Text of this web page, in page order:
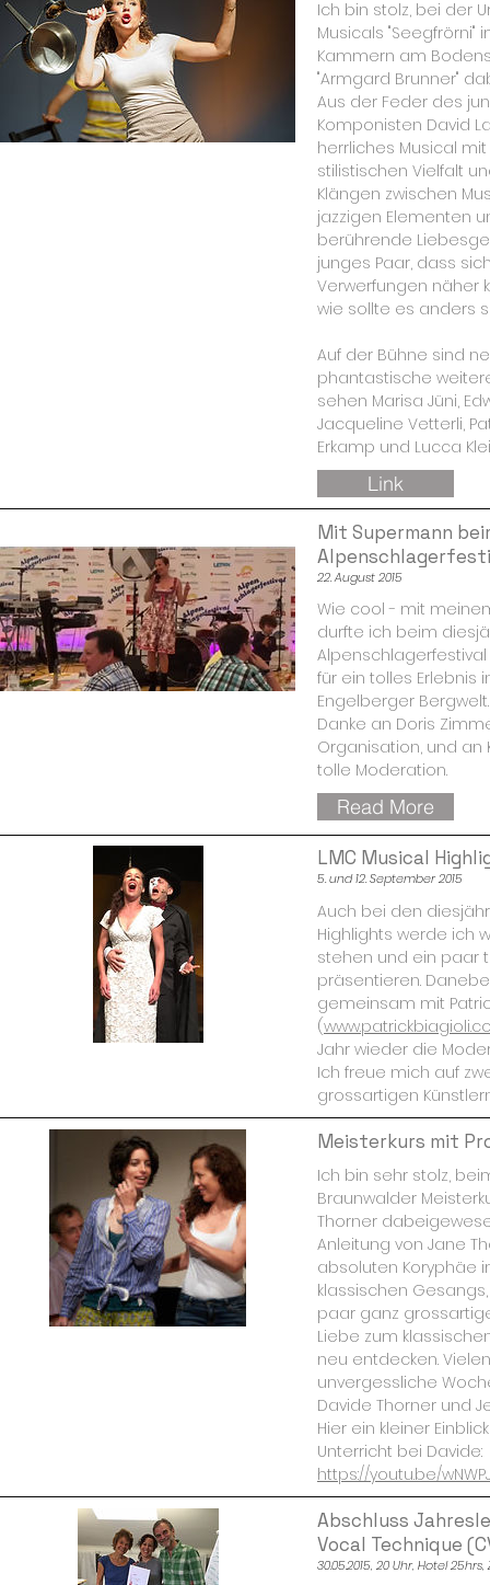
Ich bin stolz, bei der
Musicals "Seegfrörni"
Kammern am
"Armgard Brunner"
Aus der Feder des
Komponisten David
herrliches Musical
stilistischen Vielfalt
Klängen zwischen
jazzigen Elementen
berührende
junges Paar, dass
Verwerfungen näher
wie sollte es anders
Auf der Bühne sind
phantastische
sehen Marisa Jüni,
Jacqueline Vetterli,
Erkamp und Lucca
Link
Mit Supermann
22. August 2015
Wie cool - mit
durfte ich beim
für ein tolles Erlebnis
Engelberger Bergwelt.
Danke an Doris
Organisation, und an
tolle Moderation.
Read More
LMC Musical
5. und 12. September 2015
Auch bei den
Highlights werde ich
stehen und ein paar
präsentieren.
gemeinsam mit
(
Jahr wieder die
Ich freue mich auf
grossartigen
Meisterkurs mit
Ich bin sehr stolz,
Braunwalder
Thorner
Anleitung von Jane
absoluten Koryphäe
klassischen
paar ganz
Liebe zum
neu entdecken.
unvergessliche
Davide Thorner und
Hier ein kleiner
Unterricht bei Davide:
https://youtu.be/
Abschluss
Vocal Technique
30.05.2015, 20 Uhr, Hotel